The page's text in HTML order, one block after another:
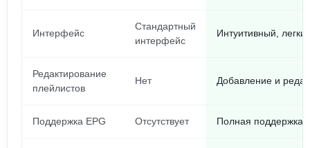
Интерфейс
Стандартный
интерфейс
Интуитивный,
Редактирование
плейлистов
Нет Добавление и
Поддержка EPG Отсутствует Полная поддержка